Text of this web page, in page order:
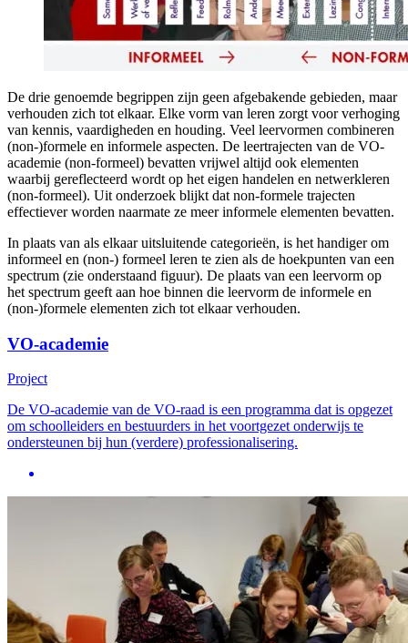
De drie genoemde begrippen zijn geen afgebakende gebieden, maar
verhouden zich tot elkaar. Elke vorm van leren zorgt voor verhoging
van kennis, vaardigheden en houding. Veel leervormen combineren
(non-)formele en informele aspecten. De leertrajecten van de VO-
academie (non-formeel) bevatten vrijwel altijd ook elementen
waarbij gereflecteerd wordt op het eigen handelen en netwerkleren
(non-formeel). Uit onderzoek blijkt dat non-formele trajecten
effectiever worden naarmate ze meer informele elementen bevatten.
In plaats van als elkaar uitsluitende categorieën, is het handiger om
informeel en (non-) formeel leren te zien als de hoekpunten van een
spectrum (zie onderstaand figuur). De plaats van een leervorm op
het spectrum geeft aan hoe binnen die leervorm de informele en
(non-)formele elementen zich tot elkaar verhouden.
VO-academie
Project
De VO-academie van de VO-raad is een programma dat is opgezet
om schoolleiders en bestuurders in het voortgezet onderwijs te
ondersteunen bij hun (verdere) professionalisering.